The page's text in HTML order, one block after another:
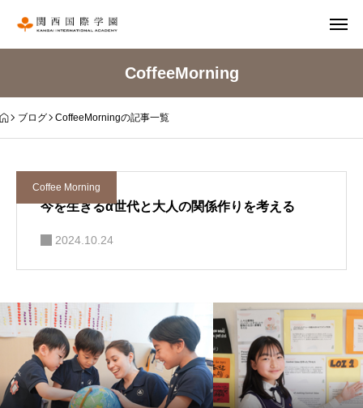
CoffeeMorning
ブログ CoffeeMorningの記事一覧
Coffee Morning
今を生きるα世代と大人の関係作りを考える
2024.10.24